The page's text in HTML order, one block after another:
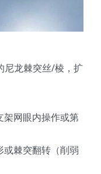
尼龙棘突丝/棱，扩
架网眼内操作或第
或棘突翻转（削弱